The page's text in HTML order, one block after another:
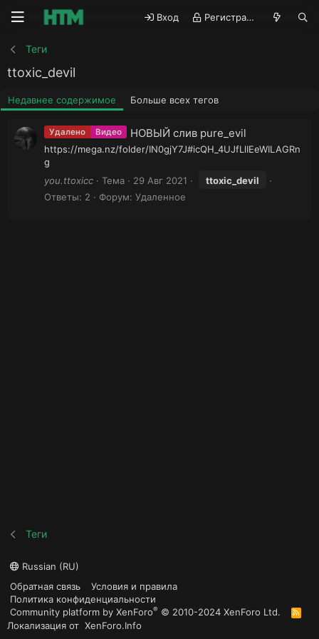
Вход Регистрация
Теги
ttoxic_devil
Недавнее содержимое Больше всех тегов
Удалено Видео НОВЫЙ слив pure_evil
https://mega.nz/folder/IN0gjY7J#icQH_4UJfLlIEeWILAGRn
g
you.ttoxicc
Тема 29 Авг 2021
ttoxic_devil
Ответы: 2
Форум: Удаленное
Теги
Russian (RU)
Обратная связь
Условия и правила
Политика конфиденциальности
Community platform by XenForo® © 2010-2024 XenForo Ltd.
R
S
Локализация от XenForo.Info